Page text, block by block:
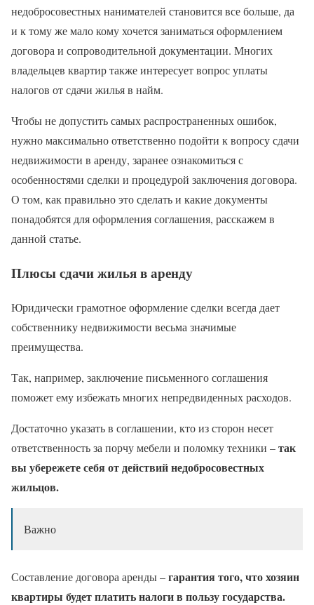
недобросовестных нанимателей становится все больше, да
и к тому же мало кому хочется заниматься оформлением
договора и сопроводительной документации. Многих
владельцев квартир также интересует вопрос уплаты
налогов от сдачи жилья в найм.
Чтобы не допустить самых распространенных ошибок,
нужно максимально ответственно подойти к вопросу сдачи
недвижимости в аренду, заранее ознакомиться с
особенностями сделки и процедурой заключения договора.
О том, как правильно это сделать и какие документы
понадобятся для оформления соглашения, расскажем в
данной статье.
Плюсы сдачи жилья в аренду
Юридически грамотное оформление сделки всегда дает
собственнику недвижимости весьма значимые
преимущества.
Так, например, заключение письменного соглашения
поможет ему избежать многих непредвиденных расходов.
Достаточно указать в соглашении, кто из сторон несет
ответственность за порчу мебели и поломку техники –так
вы убережете себя от действий недобросовестных
жильцов.
Важно
Составление договора аренды –гарантия того, что хозяин
квартиры будет платить налоги в пользу государства.